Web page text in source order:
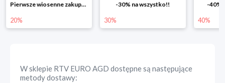
-30% na wszystko!!
30%
-40% na drugą sztukę
40% 25%
W sklepie RTV EURO AGD dostępne są następujące
metody dostawy: